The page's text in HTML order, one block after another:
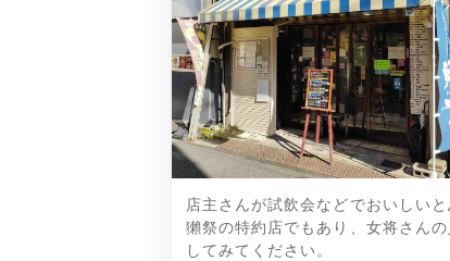
獺祭、雪の茅舎、W（ダブリュ
店主さんが試飲会などでおいしい
獺祭の特約店でもあり、女将さん
してみてください。